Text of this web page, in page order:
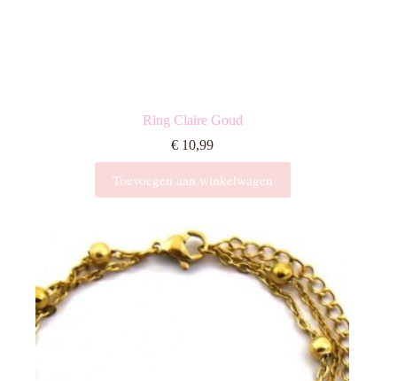
Ring Claire Goud
€ 10,99
Toevoegen aan winkelwagen